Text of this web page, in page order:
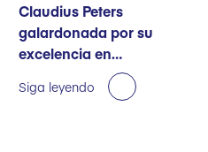
Claudius Peters
galardonada por su
excelencia en
sostenibilidad
Siga leyendo